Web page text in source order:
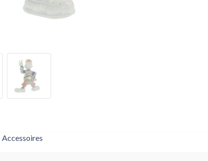
Accessoires